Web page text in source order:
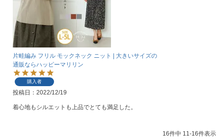
片畦編み フリル モックネック ニット | 大きいサイズの
通販ならハッピーマリリン
購入者
投稿日 2022/12/19
着心地もシルエットも上品でとても満足した。
16件中 11-16件表示